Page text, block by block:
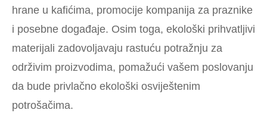
hrane u kafićima, promocije kompanija za praznike
i posebne događaje. Osim toga, ekološki prihvatljivi
materijali zadovoljavaju rastuću potražnju za
održivim proizvodima, pomažući vašem poslovanju
da bude privlačno ekološki osviještenim
potrošačima.